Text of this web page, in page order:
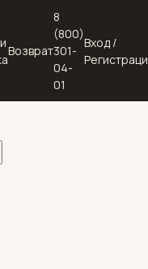
Возврат
8
(800)
301-
04-
01
Вход /